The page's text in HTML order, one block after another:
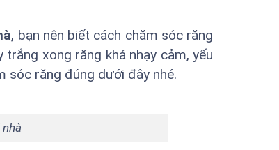
, bạn nên biết cách chăm sóc răng
xong răng khá nhạy cảm, yếu
sóc răng đúng dưới đây nhé.